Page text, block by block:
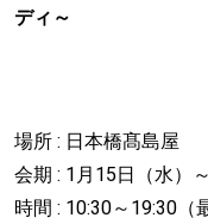
ディ～
場所 : 日本橋髙島屋
会期 : 1月15日（水）
時間 : 10:30～19:30